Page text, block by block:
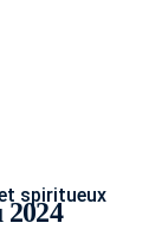
spiritueux